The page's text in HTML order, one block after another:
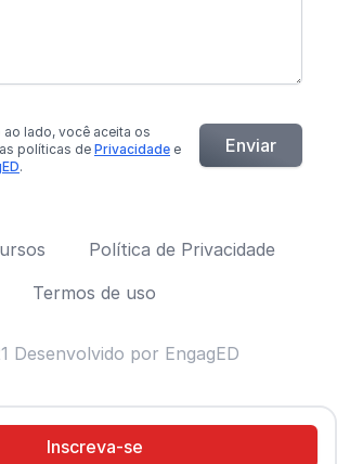
Inscreva-se
ao lado, você aceita os
políticas de Privacidade e
.
Enviar
Política de Privacidade
Termos de uso
Desenvolvido por EngagED